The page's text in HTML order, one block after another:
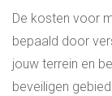
De kosten voor
bepaald door
jouw terrein en
beveiligen